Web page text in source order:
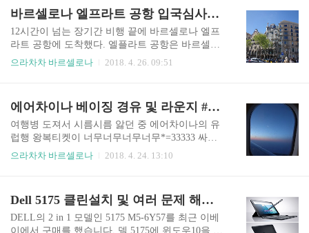
등 네비게이션 앱에서 GPS 인식을 매우 잘 하는
듯. 예전과 달리..
로 스탭에 대한 평가가 좋았다. 사실 마음을 다치는
일은 사람이 만든다. 그래서 숙소를 선택할때 이 부
분을 제일 중요시 여기는 편이다. 우리의 선택은 매
우 탁월한 선택이었다. 직접 10박을 연박으로 경험
해 보니 룸메이트 칼라 호텔의 직원들은 무척 친절
이 갖고 있어야할 모든 요소들이 좋았다. 호텔의 위
치도 좋았다. 시끄러운..
바르셀로나 엘프라트 공항 입국심사에서 도심까지 ②
12시간이 넘는 장기간 비행 끝에 바르셀로나 엘프
라트 공항에 도착했다. 엘플라트 공항은 바르셀로
나 도심에서 차로 20~30분 정도 떨어진 곳에 위치
가 한국에서보다 상당히 높게 설치되어 있다. 유럽
의 위압감을 몸소 느낄 수 있어 재밌었다. 입국에
필요한 별도의 서류는 작성할 필요가 없었고, 입국
심사는 빠르고 원활했다. 특히 입국심사 담당직원
이 여권을 보고 한국인임을 알게 되자 ‘안뇽핫세
요한 것인가. 여행은 그렇게 기분 좋은 느낌으로 시
작된다. 에어차이나의 수화물 분..
으라차차 바르셀로나 2018. 4. 26. 09:51
에어차이나 베이징 경유 및 라운지 #바르셀로나 ①
여행병 도져서 시름시름 앓던 중 에어차이나의 유
럽행 왕복티켓이 너무너무너무너무*=33333 싸서
질러버렸다. 그렇게 시작된 뜬금없는 스페인 바르
낯선 땅의 여행에 도움이 되길 바라는 마음과 함께
나중에 나 스스로 추억돋을테니... 필름이 끊기기
전에 쓰는 편이 좋겠다 싶다. 이 연재는 여행의 시
으라차차 바르셀로나 2018. 4. 24. 13:10
Dell 5175 클린설치 및 여러 문제 해결방법
DELL의 2 in 1 모델인 5175 M5-6Y57를 최근 이베
이에서 구매를 했습니다. 델 5175에 윈도우10을 클